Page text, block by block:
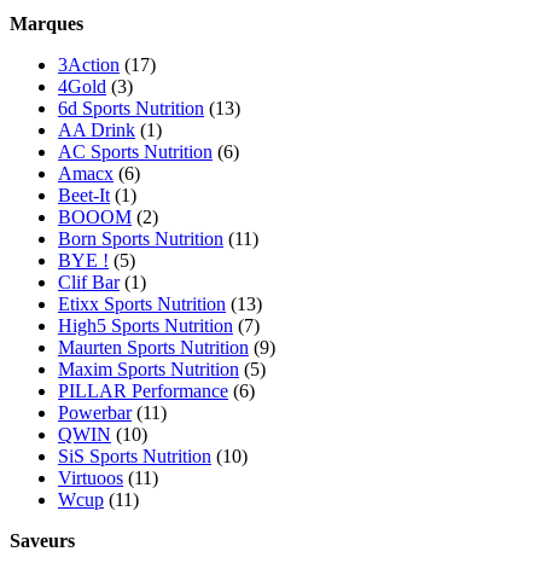
Marques
3Action (17)
4Gold (3)
6d Sports Nutrition (13)
AA Drink (1)
AC Sports Nutrition (6)
Amacx (6)
Beet-It (1)
BOOOM (2)
Born Sports Nutrition (11)
BYE ! (5)
Clif Bar (1)
Etixx Sports Nutrition (13)
High5 Sports Nutrition (7)
Maurten Sports Nutrition (9)
Maxim Sports Nutrition (5)
PILLAR Performance (6)
Powerbar (11)
QWIN (10)
SiS Sports Nutrition (10)
Virtuoos (11)
Wcup (11)
Saveurs